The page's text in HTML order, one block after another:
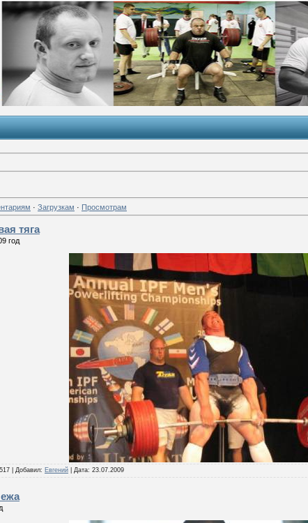
· Загрузкам · Просмотрам
тяга
год
517| Добавил: Евгений| Дата: 23.07.2009